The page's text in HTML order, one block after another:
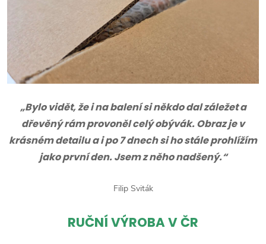
„Bylo vidět, že i na balení si někdo dal záležet a
dřevěný rám provoněl celý obývák. Obraz je v
krásném detailu a i po 7 dnech si ho stále prohlížím
jako první den. Jsem z něho nadšený.“
Filip Sviták
RUČNÍ VÝROBA V ČR